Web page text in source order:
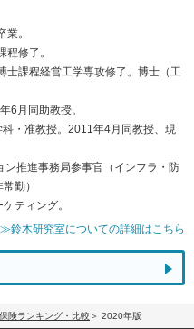
。
修了。
士課程経営工学専攻修了。博士（工
6月同助教授。
・准教授。2011年4月同教授、現
推進事務局参事官（インフラ・防
勤）
ティング。
≫鈴木研究室についての詳細はこちら
険ランキング・比較 2020年版